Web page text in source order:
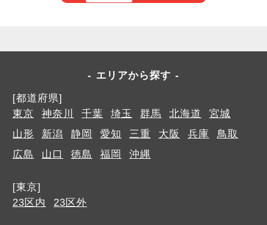
エリアから探す
[都道府県]
東京
神奈川 千葉 埼玉 群馬 北海道
宮城
山形
新潟 静岡 愛知 三重 大阪 兵庫
鳥取
広島
山口 徳島 福岡 沖縄
[東京]
23区内
23区外